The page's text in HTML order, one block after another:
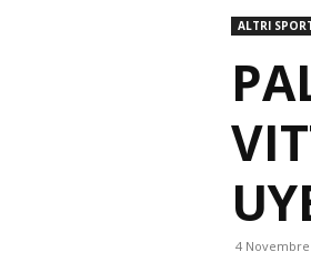
ALTRI
4 Novembre